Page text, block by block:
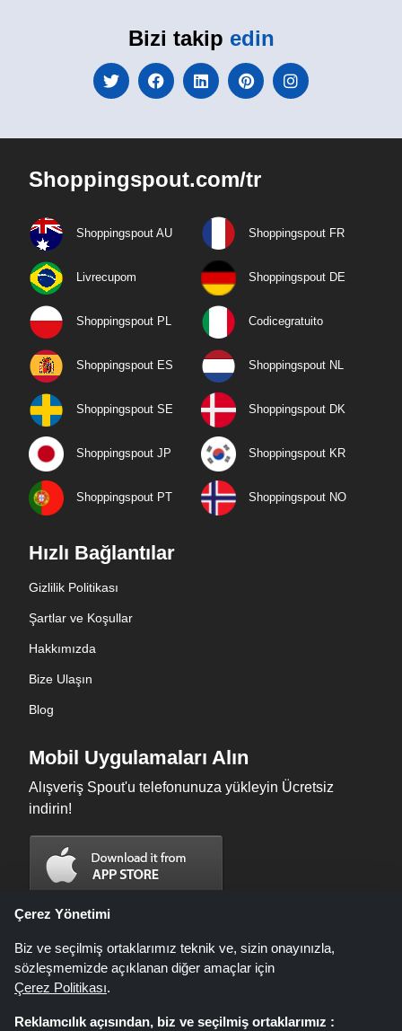
Bizi takip edin
Shoppingspout.com/tr
Shoppingspout AU Shoppingspout FR
Livrecupom Shoppingspout DE
Shoppingspout PL Codicegratuito
Shoppingspout ES Shoppingspout NL
Shoppingspout SE Shoppingspout DK
Shoppingspout JP Shoppingspout KR
Shoppingspout PT Shoppingspout NO
Hızlı Bağlantılar
Gizlilik Politikası
Şartlar ve Koşullar
Hakkımızda
Bize Ulaşın
Blog
Mobil Uygulamaları Alın
Alışveriş Spout'u telefonunuza yükleyin Ücretsiz
indirin!
Çerez Yönetimi
Biz ve seçilmiş ortaklarımız teknik ve, sizin onayınızla,
sözleşmemizde açıklanan diğer amaçlar için
Çerez Politikası.
Reklamcılık açısından, biz ve seçilmiş ortaklarımız :